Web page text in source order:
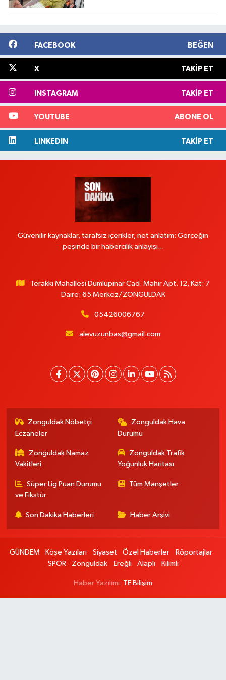
FACEBOOK BEĞEN
X TAKIP ET
INSTAGRAM TAKIP ET
YOUTUBE ABONE OL
LINKEDIN TAKIP ET
Güvenilir kaynaklar, tarafsız içerikler, net anlatım: Gerçeğin
peşinde bir habercilik anlayışı...
Terakki Mahallesi Dumlupınar Cad. Mahir Apt. 12, Kat: 7
Daire: 65 Merkez/ZONGULDAK
05426006767
alevuzunbas@gmail.com
Zonguldak Nöbetçi
Eczaneler
Zonguldak Hava
Durumu
Zonguldak Namaz
Vakitleri
Zonguldak Trafik
Yoğunluk Haritası
Süper Lig Puan Durumu
ve Fikstür
Tüm Manşetler
Son Dakika Haberleri Haber Arşivi
GÜNDEM Köşe Yazıları Siyaset Özel Haberler
Röportajlar
SPOR
Zonguldak Ereğli Alaplı Kilimli
Haber Yazılımı: TE Bilişim